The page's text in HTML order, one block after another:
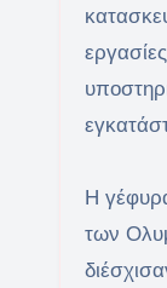
Η
των